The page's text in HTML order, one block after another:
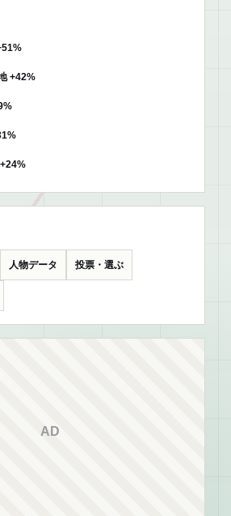
+42%
人物データ 投票・選ぶ
AD